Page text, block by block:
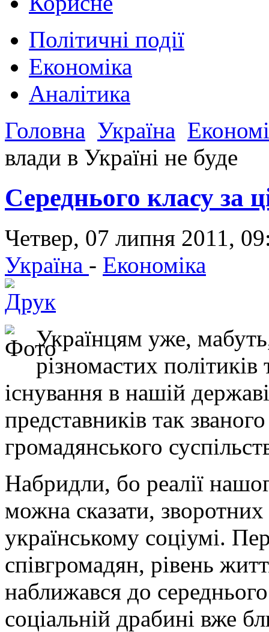
Політичні події
Економіка
Аналітика
Головна Україна
влади в Україні не буде
Середнього класу за
Четвер, 07 липня 2011,
Україна - Економіка
Українцям уже,
різномастих політиків
існування в нашій
представників так
громадянського
Набридли, бо реалії
можна сказати,
українському соціумі.
співгромадян, рівень
наближався до
соціальній драбині вже